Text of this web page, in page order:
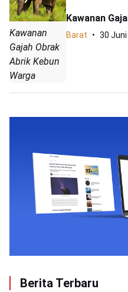
Kawanan
Gajah Obrak
Abrik Kebun
Warga
Kawanan
Barat 30
Berita Terbaru